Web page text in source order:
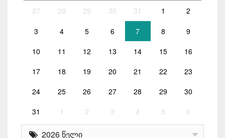
27 28 29 30 31 1 2
3 4 5 6 7 8 9
10 11 12 13 14 15 16
17 18 19 20 21 22 23
24 25 26 27 28 29 30
31 1 2 3 4 5 6
2026 წელი